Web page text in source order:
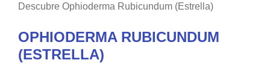
Descubre Ophioderma Rubicundum (Estrella)
OPHIODERMA RUBICUNDUM
(ESTRELLA)